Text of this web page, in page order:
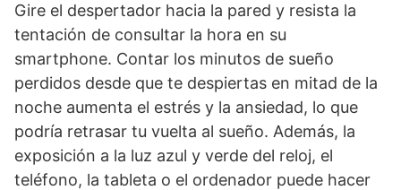
Gire el despertador hacia la pared y resista la
tentación de consultar la hora en su
smartphone. Contar los minutos de sueño
perdidos desde que te despiertas en mitad de la
noche aumenta el estrés y la ansiedad, lo que
podría retrasar tu vuelta al sueño. Además, la
exposición a la luz azul y verde del reloj, el
teléfono, la tableta o el ordenador puede hacer